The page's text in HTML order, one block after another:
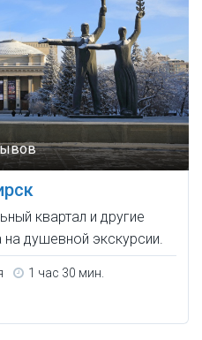
квартал и другие
душевной экскурсии.
1 час 30 мин.